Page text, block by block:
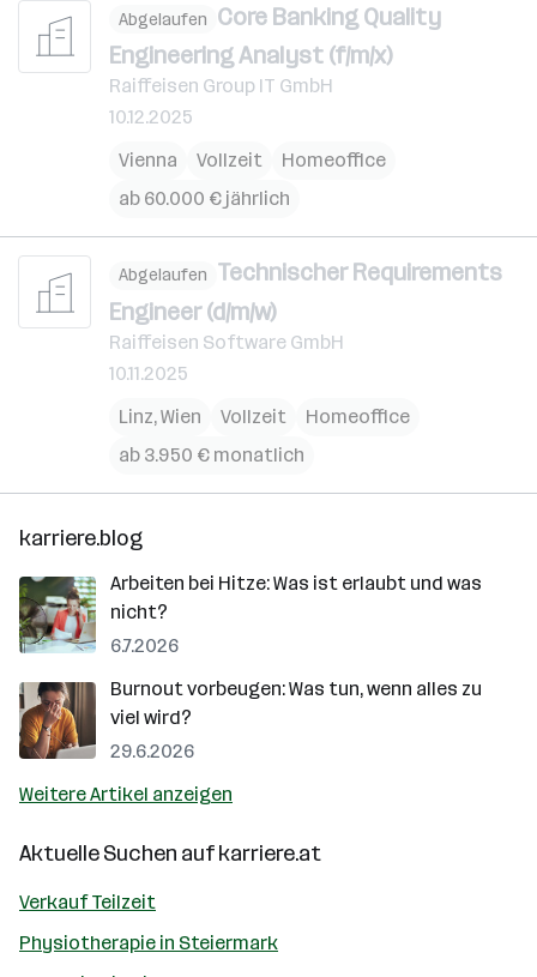
Abgelaufen Core Banking Quality
Engineering Analyst (f/m/x)
Raiffeisen Group IT GmbH
10.12.2025
Vienna
Vollzeit
Homeoffice
ab 60.000 € jährlich
Abgelaufen Technischer Requirements
Engineer (d/m/w)
Raiffeisen Software GmbH
10.11.2025
Linz,Wien Vollzeit
Homeoffice
ab 3.950 € monatlich
karriere.blog
Arbeiten bei Hitze: Was ist erlaubt und was
nicht?
6.7.2026
Burnout vorbeugen: Was tun, wenn alles zu
viel wird?
29.6.2026
Weitere Artikel anzeigen
Aktuelle Suchen aufkarriere.at
Verkauf Teilzeit
Physiotherapie in Steiermark